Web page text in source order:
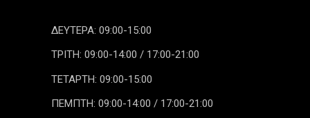
ΔΕΥΤΕΡΑ: 09:00-15:00
ΤΡΙΤΗ: 09:00-14:00 / 17:00-21:00
ΤΕΤΑΡΤΗ: 09:00-15:00
ΠΕΜΠΤΗ: 09:00-14:00 / 17:00-21:00